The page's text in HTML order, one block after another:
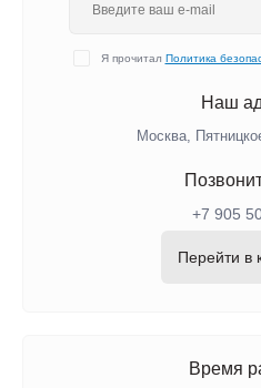
Я прочитал Политика
Наш
Москва,
+7 905
Перейти в
Время